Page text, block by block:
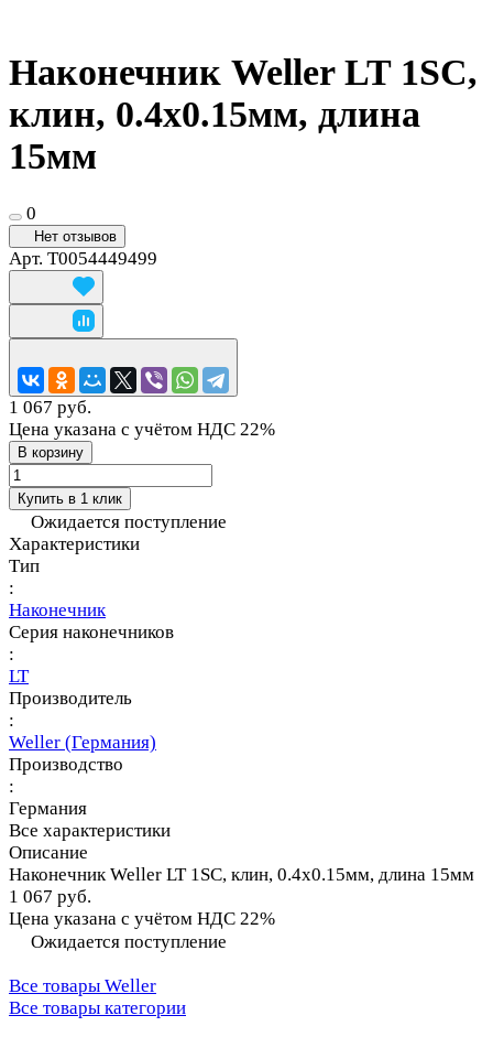
Наконечник Weller LT 1SC,
клин, 0.4х0.15мм, длина
15мм
0
Нет отзывов
Арт. T0054449499
1 067 руб.
Цена указана с учётом НДС 22%
В корзину
Купить в 1 клик
Ожидается поступление
Характеристики
Тип
:
Наконечник
Серия наконечников
:
LT
Производитель
:
Weller (Германия)
Производство
:
Германия
Все характеристики
Описание
Наконечник Weller LT 1SC, клин, 0.4х0.15мм, длина 15мм
1 067 руб.
Цена указана с учётом НДС 22%
Ожидается поступление
Все товары Weller
Все товары категории